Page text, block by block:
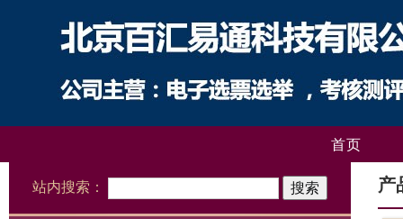
首页
站内搜索： 产